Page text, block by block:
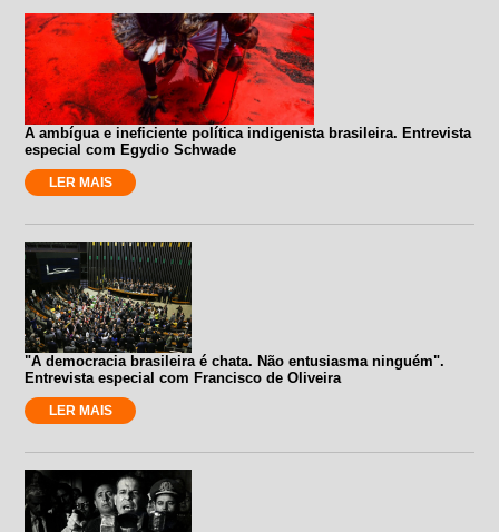
A ambígua e ineficiente política indigenista brasileira. Entrevista
especial com Egydio Schwade
LER MAIS
"A democracia brasileira é chata. Não entusiasma ninguém".
Entrevista especial com Francisco de Oliveira
LER MAIS